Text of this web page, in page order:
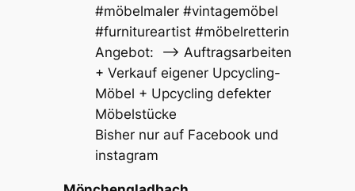
#möbelmaler #vintagemöbel
#furnitureartist #möbelretterin
Angebot: –> Auftragsarbeiten
+ Verkauf eigener Upcycling-
Möbel + Upcycling defekter
Möbelstücke
Bisher nur auf Facebook und
instagram